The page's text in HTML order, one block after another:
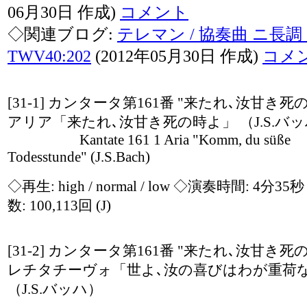
06月30日 作成) コメント
◇関連ブログ: テレマン / 協奏曲 ニ長
TWV40:202 (2012年05月30日 作成) コメ
[31-1] カンタータ第161番 "来たれ､汝甘き
アリア「来たれ､汝甘き死の時よ」 （J.S.バ
Kantate 161 1 Aria "Komm, du süße
Todesstunde" (J.S.Bach)
◇再生: high / normal / low ◇演奏時間: 4分35
数: 100,113回 (J)
[31-2] カンタータ第161番 "来たれ､汝甘き
レチタチーヴォ「世よ､汝の喜びはわが重荷
（J.S.バッハ）